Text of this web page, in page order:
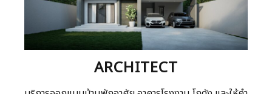
ARCHITECT